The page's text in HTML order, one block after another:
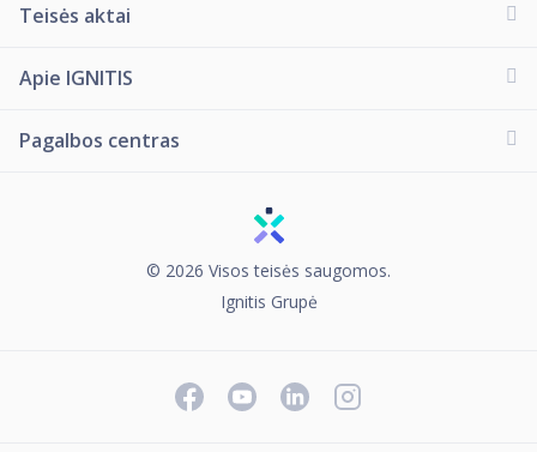
Teisės aktai
Apie IGNITIS
Pagalbos centras
© 2026 Visos teisės saugomos.
Ignitis Grupė